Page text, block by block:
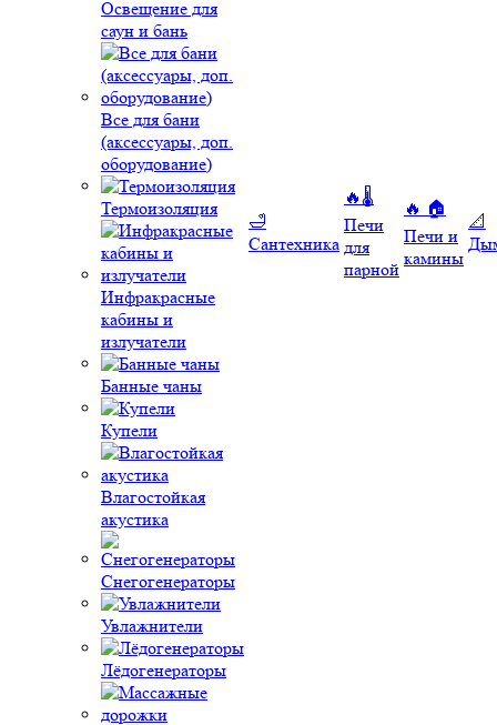
Освещение для
саун и бань
Все для бани
(аксессуары, доп.
оборудование)
Термоизоляция
Инфракрасные
кабины и
излучатели
Банные чаны
Купели
Влагостойкая
акустика
Снегогенераторы
Увлажнители
Лёдогенераторы
🛁
Сантехника
🔥🌡️
Печи
для
парной
🔥 🏠
Печи и
камины
📐